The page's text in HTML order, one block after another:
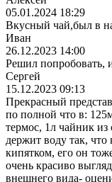
05.01.2024 18:29
Вкусный чай,был в
Иван
26.12.2023 14:00
Решил попробовать,
Сергей
15.12.2023 09:13
Прекрасный
по полной что в:
термос, 1л чайник из
держит воду так, что
кипятком, его он
очень красиво
внешнего вида-